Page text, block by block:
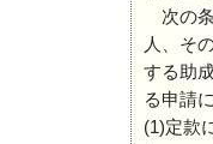
次の条
人、そ
する助
る申請
(1)定款